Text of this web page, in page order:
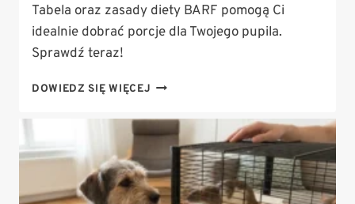
Tabela oraz zasady diety BARF pomogą Ci
idealnie dobrać porcje dla Twojego pupila.
Sprawdź teraz!
DOWIEDZ SIĘ WIĘCEJ WAGA
A
DIETA:
POWINIEN
JEŚĆ